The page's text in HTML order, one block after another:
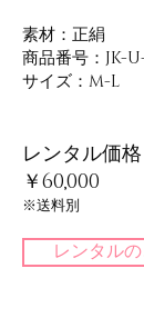
素材：正絹
商品番号：JK-
サイズ：M-L
レンタル価格
￥60,000
​※送料別
レンタル